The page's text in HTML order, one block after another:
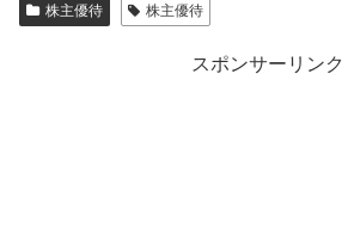
株主優待 株主優待
スポンサーリンク